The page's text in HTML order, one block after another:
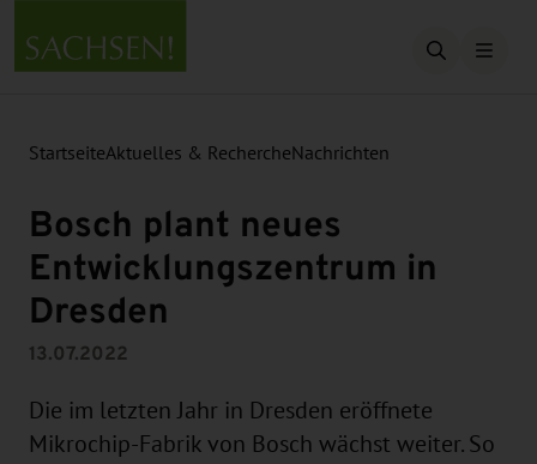
Suche
StartseiteAktuelles & RechercheNachrichten
Bosch plant neues
Entwicklungszentrum in
Dresden
13.07.2022
Die im letzten Jahr in Dresden eröffnete
Mikrochip-Fabrik von Bosch wächst weiter. So